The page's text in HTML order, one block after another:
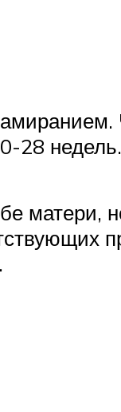
28 недель.
матери,